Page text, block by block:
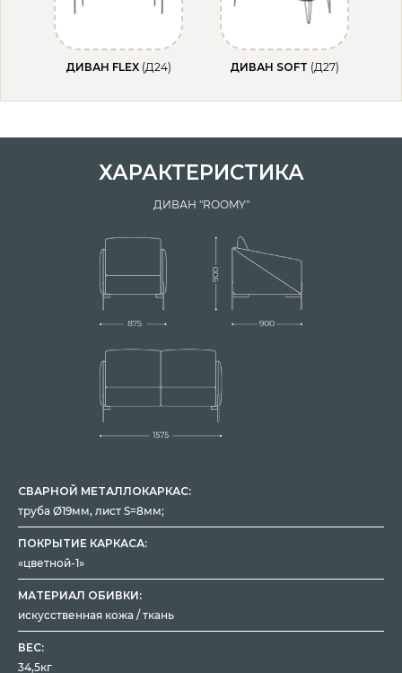
ДИВАН FLEX (Д24) ДИВАН SOFT (Д27)
ХАРАКТЕРИСТИКА
ДИВАН "ROOMY"
СВАРНОЙ МЕТАЛЛОКАРКАС:
труба Ø19мм, лист S=8мм;
ПОКРЫТИЕ КАРКАСА:
«цветной-1»
МАТЕРИАЛ ОБИВКИ:
искусственная кожа / ткань
ВЕС:
34,5кг